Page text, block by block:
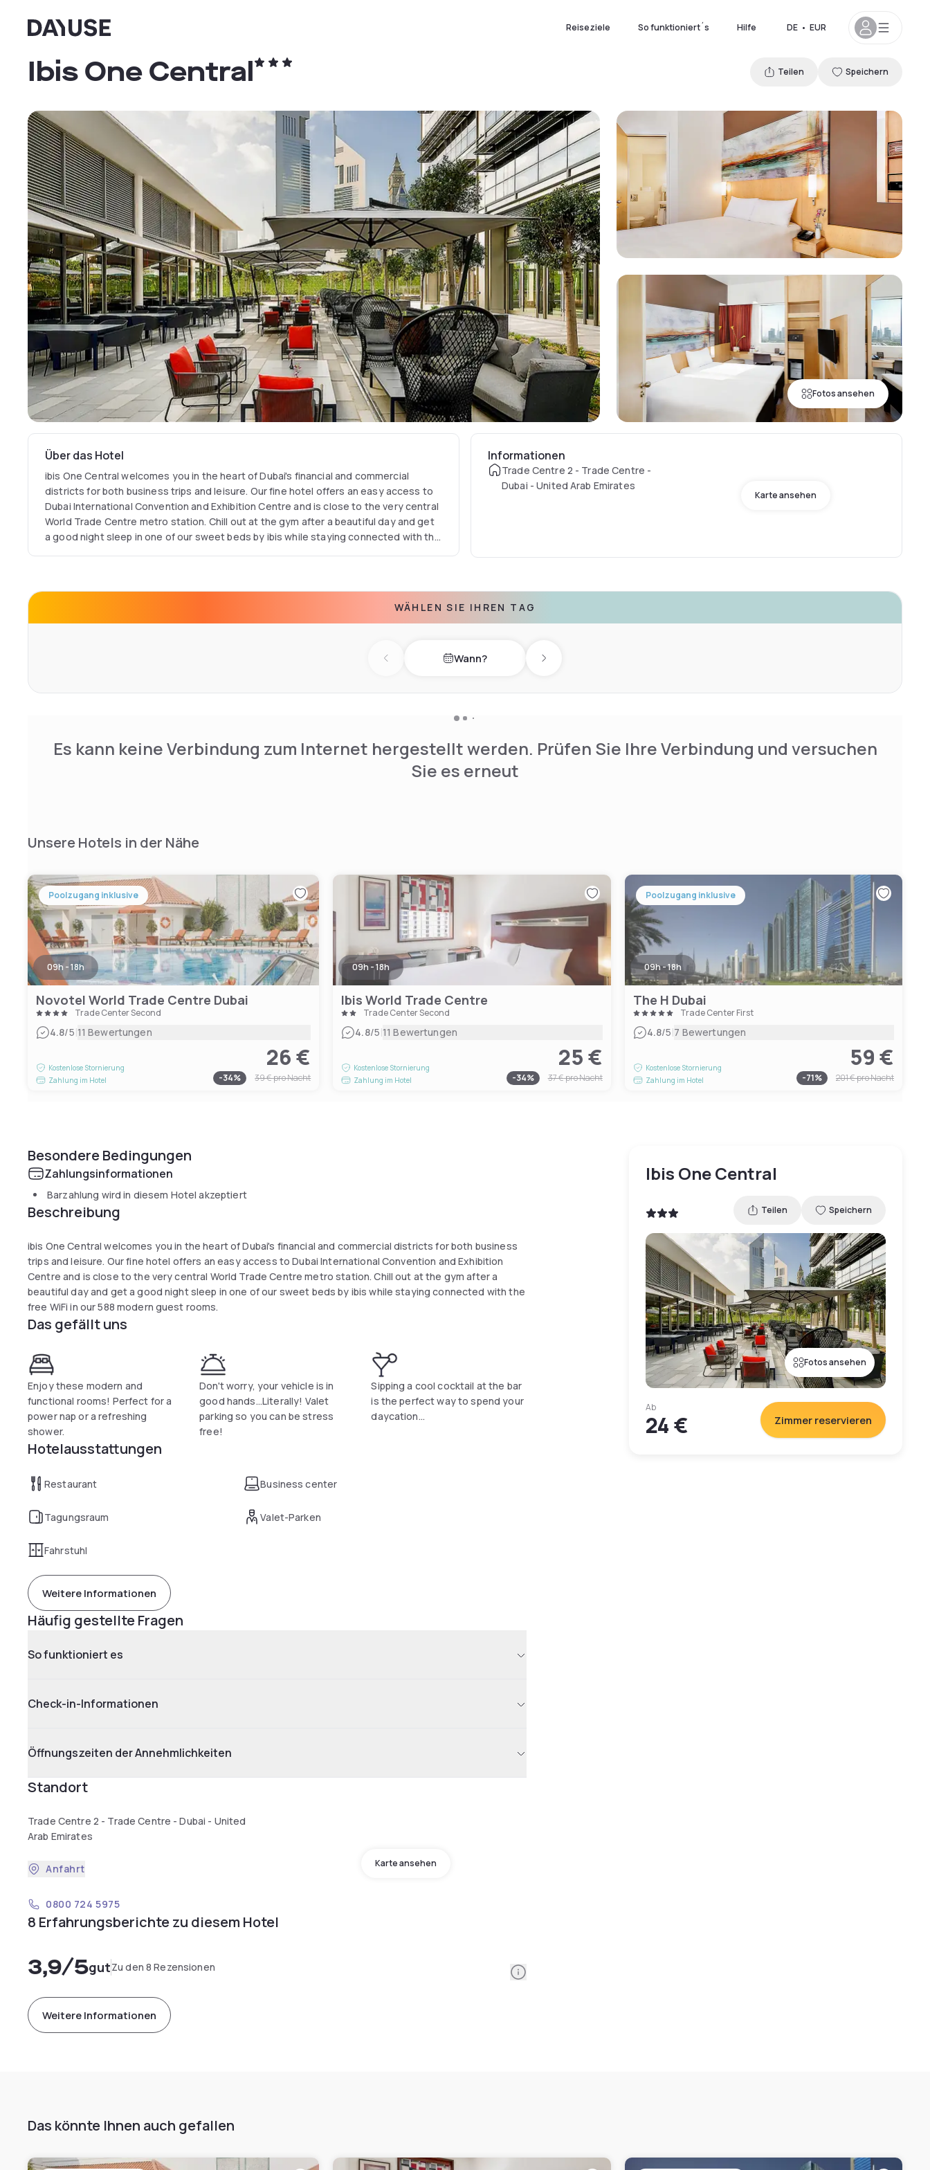
Dayuse Reiseziele So funktioniert´s Hilfe DE • EUR
Fotos ansehen
Ibis One Central Teilen Speichern
Über das Hotel
ibis One Central welcomes you in the heart of Dubai's financial and commercial
districts for both business trips and leisure. Our fine hotel offers an easy access to
Dubai International Convention and Exhibition Centre and is close to the very central
World Trade Centre metro station. Chill out at the gym after a beautiful day and get
a good night sleep in one of our sweet beds by ibis while staying connected with the
Informationen
Trade Centre 2 - Trade Centre -
Dubai - United Arab Emirates
Karte ansehen
WÄHLEN SIE IHREN TAG
Previous day Wann? Next day
Es kann keine Verbindung zum Internet hergestellt werden. Prüfen Sie Ihre Verbindung und versuchen
Sie es erneut
Unsere Hotels in der Nähe
Poolzugang inklusive
09h - 18h
Novotel World Trade Centre Dubai
Trade Center Second
4.8/5|11 Bewertungen
Kostenlose Stornierung
Zahlung im Hotel
26 €
-34% 39 €pro Nacht
09h - 18h
Ibis World Trade Centre
Trade Center Second
4.8/5|11 Bewertungen
Kostenlose Stornierung
Zahlung im Hotel
25 €
-34% 37 €pro Nacht
Poolzugang inklusive
09h - 18h
The H Dubai
Trade Center First
4.8/5|7 Bewertungen
Kostenlose Stornierung
Zahlung im Hotel
59 €
-71% 201 €pro Nacht
Besondere Bedingungen
Zahlungsinformationen
Barzahlung wird in diesem Hotel akzeptiert
Beschreibung
ibis One Central welcomes you in the heart of Dubai's financial and commercial districts for both business
trips and leisure. Our fine hotel offers an easy access to Dubai International Convention and Exhibition
Centre and is close to the very central World Trade Centre metro station. Chill out at the gym after a
beautiful day and get a good night sleep in one of our sweet beds by ibis while staying connected with the
free WiFi in our 588 modern guest rooms.
Das gefällt uns
Enjoy these modern and
functional rooms! Perfect for a
power nap or a refreshing
shower.
Don't worry, your vehicle is in
good hands...Literally! Valet
parking so you can be stress
free!
Sipping a cool cocktail at the bar
is the perfect way to spend your
daycation...
Hotelausstattungen
Restaurant Business center
Tagungsraum Valet-Parken
Fahrstuhl
Weitere Informationen
Häufig gestellte Fragen
So funktioniert es
Check-in-Informationen
Öffnungszeiten der Annehmlichkeiten
Standort
Trade Centre 2 - Trade Centre - Dubai - United
Arab Emirates
Karte ansehen
Anfahrt
0800 724 5975
8 Erfahrungsberichte zu diesem Hotel
3,9/5gutZu den 8 Rezensionen Information
Weitere Informationen
Ibis One Central
Teilen Speichern
Fotos ansehen
Ab
24 € Zimmer reservieren
Das könnte Ihnen auch gefallen